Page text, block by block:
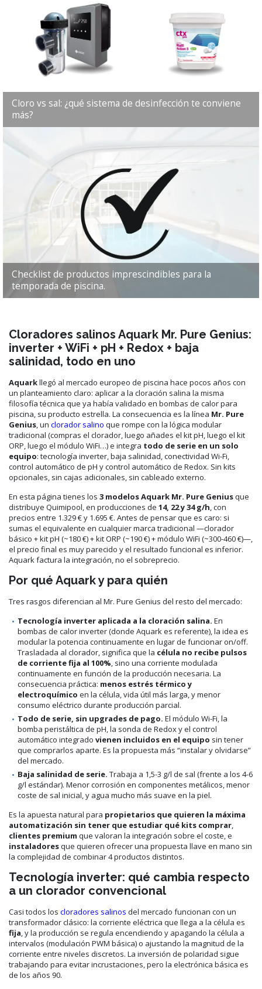
Cloro vs sal: ¿qué sistema de desinfección te conviene
más?
Checklist de productos imprescindibles para la
temporada de piscina.
Cloradores salinos Aquark Mr. Pure Genius:
inverter + WiFi + pH + Redox + baja
salinidad, todo en uno
Aquarkllegó al mercado europeo de piscina hace pocos años con
un planteamiento claro: aplicar a la cloración salina la misma
filosofía técnica que ya había validado en bombas de calor para
piscina, su producto estrella. La consecuencia es la línea Mr. Pure
Genius, un clorador salino que rompe con la lógica modular
tradicional (compras el clorador, luego añades el kit pH, luego el kit
ORP, luego el módulo WiFi…) e integra todo de serie en un solo
equipo: tecnología inverter, baja salinidad, conectividad Wi-Fi,
control automático de pH y control automático de Redox. Sin kits
opcionales, sin cajas adicionales, sin cableado externo.
En esta página tienes los 3 modelos Aquark Mr. Pure Geniusque
distribuye Quimipool, en producciones de 14, 22 y 34 g/h, con
precios entre 1.329 € y 1.695 €. Antes de pensar que es caro: si
sumas el equivalente en cualquier marca tradicional —clorador
básico + kit pH (~180 €) + kit ORP (~190 €) + módulo WiFi (~300-460 €)—,
el precio final es muy parecido y el resultado funcional es inferior.
Aquark factura la integración, no el sobreprecio.
Por qué Aquark y para quién
Tres rasgos diferencian al Mr. Pure Genius del resto del mercado:
Tecnología inverter aplicada a la cloración salina. En
bombas de calor inverter (donde Aquark es referente), la idea es
modular la potencia continuamente en lugar de funcionar on/off.
Trasladada al clorador, significa que la célula no recibe pulsos
de corriente fija al 100%, sino una corriente modulada
continuamente en función de la producción necesaria. La
consecuencia práctica: menos estrés térmico y
electroquímico en la célula, vida útil más larga, y menor
consumo eléctrico durante producción parcial.
Todo de serie, sin upgrades de pago. El módulo Wi-Fi, la
bomba peristáltica de pH, la sonda de Redox y el control
automático integrado vienen incluidos en el equipo sin tener
que comprarlos aparte. Es la propuesta más “instalar y olvidarse”
del mercado.
Baja salinidad de serie. Trabaja a 1,5-3 g/l de sal (frente a los 4-6
g/l estándar). Menor corrosión en componentes metálicos, menor
coste de sal inicial, y agua mucho más suave en la piel.
Es la apuesta natural para propietarios que quieren la máxima
automatización sin tener que estudiar qué kits comprar,
clientes premium que valoran la integración sobre el coste, e
instaladoresque quieren ofrecer una propuesta llave en mano sin
la complejidad de combinar 4 productos distintos.
Tecnología inverter: qué cambia respecto
a un clorador convencional
Casi todos los cloradores salinos del mercado funcionan con un
transformador clásico: la corriente eléctrica que llega a la célula es
fija, y la producción se regula encendiendo y apagando la célula a
intervalos (modulación PWM básica) o ajustando la magnitud de la
corriente entre niveles discretos. La inversión de polaridad sigue
trabajando para evitar incrustaciones, pero la electrónica básica es
de los años 90.